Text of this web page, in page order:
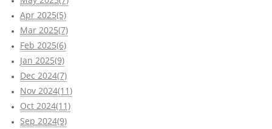
Apr 2025(5)
Mar 2025(7)
Feb 2025(6)
Jan 2025(9)
Dec 2024(7)
Nov 2024(11)
Oct 2024(11)
Sep 2024(9)